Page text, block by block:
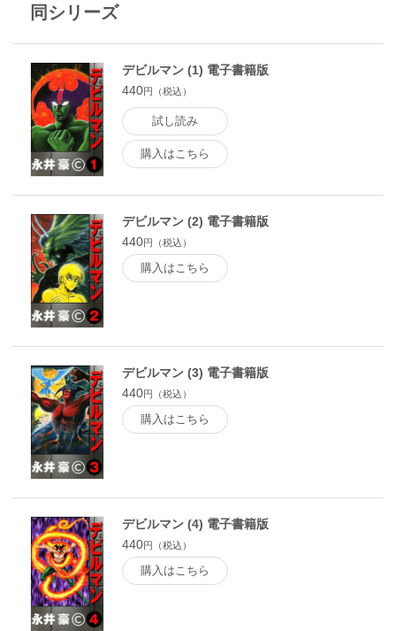
同シリーズ
デビルマン (1) 電子書籍版
440円（税込）
試し読み
購入はこちら
デビルマン (2) 電子書籍版
440円（税込）
購入はこちら
デビルマン (3) 電子書籍版
440円（税込）
購入はこちら
デビルマン (4) 電子書籍版
440円（税込）
購入はこちら